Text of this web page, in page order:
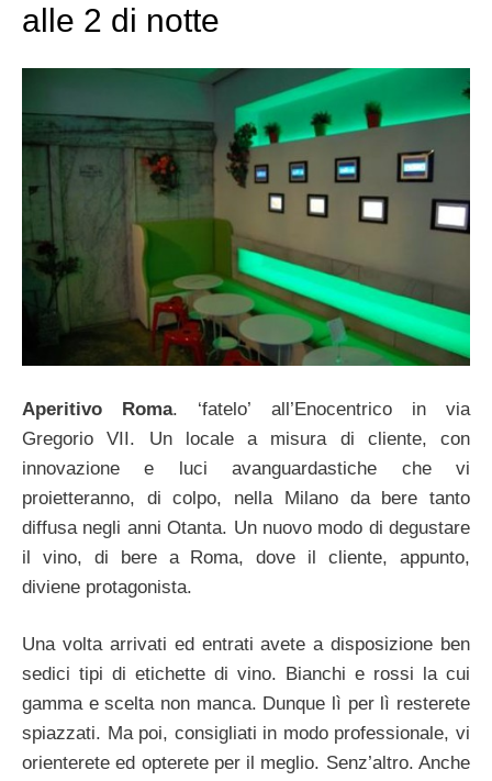
alle 2 di notte
Aperitivo Roma. ‘fatelo’ all’Enocentrico in via
Gregorio VII. Un locale a misura di cliente, con
innovazione e luci avanguardastiche che vi
proietteranno, di colpo, nella Milano da bere tanto
diffusa negli anni Otanta. Un nuovo modo di degustare
il vino, di bere a Roma, dove il cliente, appunto,
diviene protagonista.
Una volta arrivati ed entrati avete a disposizione ben
sedici tipi di etichette di vino. Bianchi e rossi la cui
gamma e scelta non manca. Dunque lì per lì resterete
spiazzati. Ma poi, consigliati in modo professionale, vi
orienterete ed opterete per il meglio. Senz’altro. Anche